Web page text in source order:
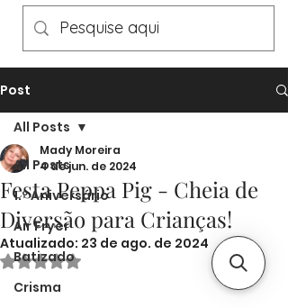
Post
All Posts
1.º Aniversário
Air Fryer
Batizado
Crisma
All Posts
Festa Peppa Pig - Cheia de
Diversão para Crianças!
Mady Moreira
4 de jun. de 2024
Atualizado: 23 de ago. de 2024
Avaliado com NaN de 5 estrelas.